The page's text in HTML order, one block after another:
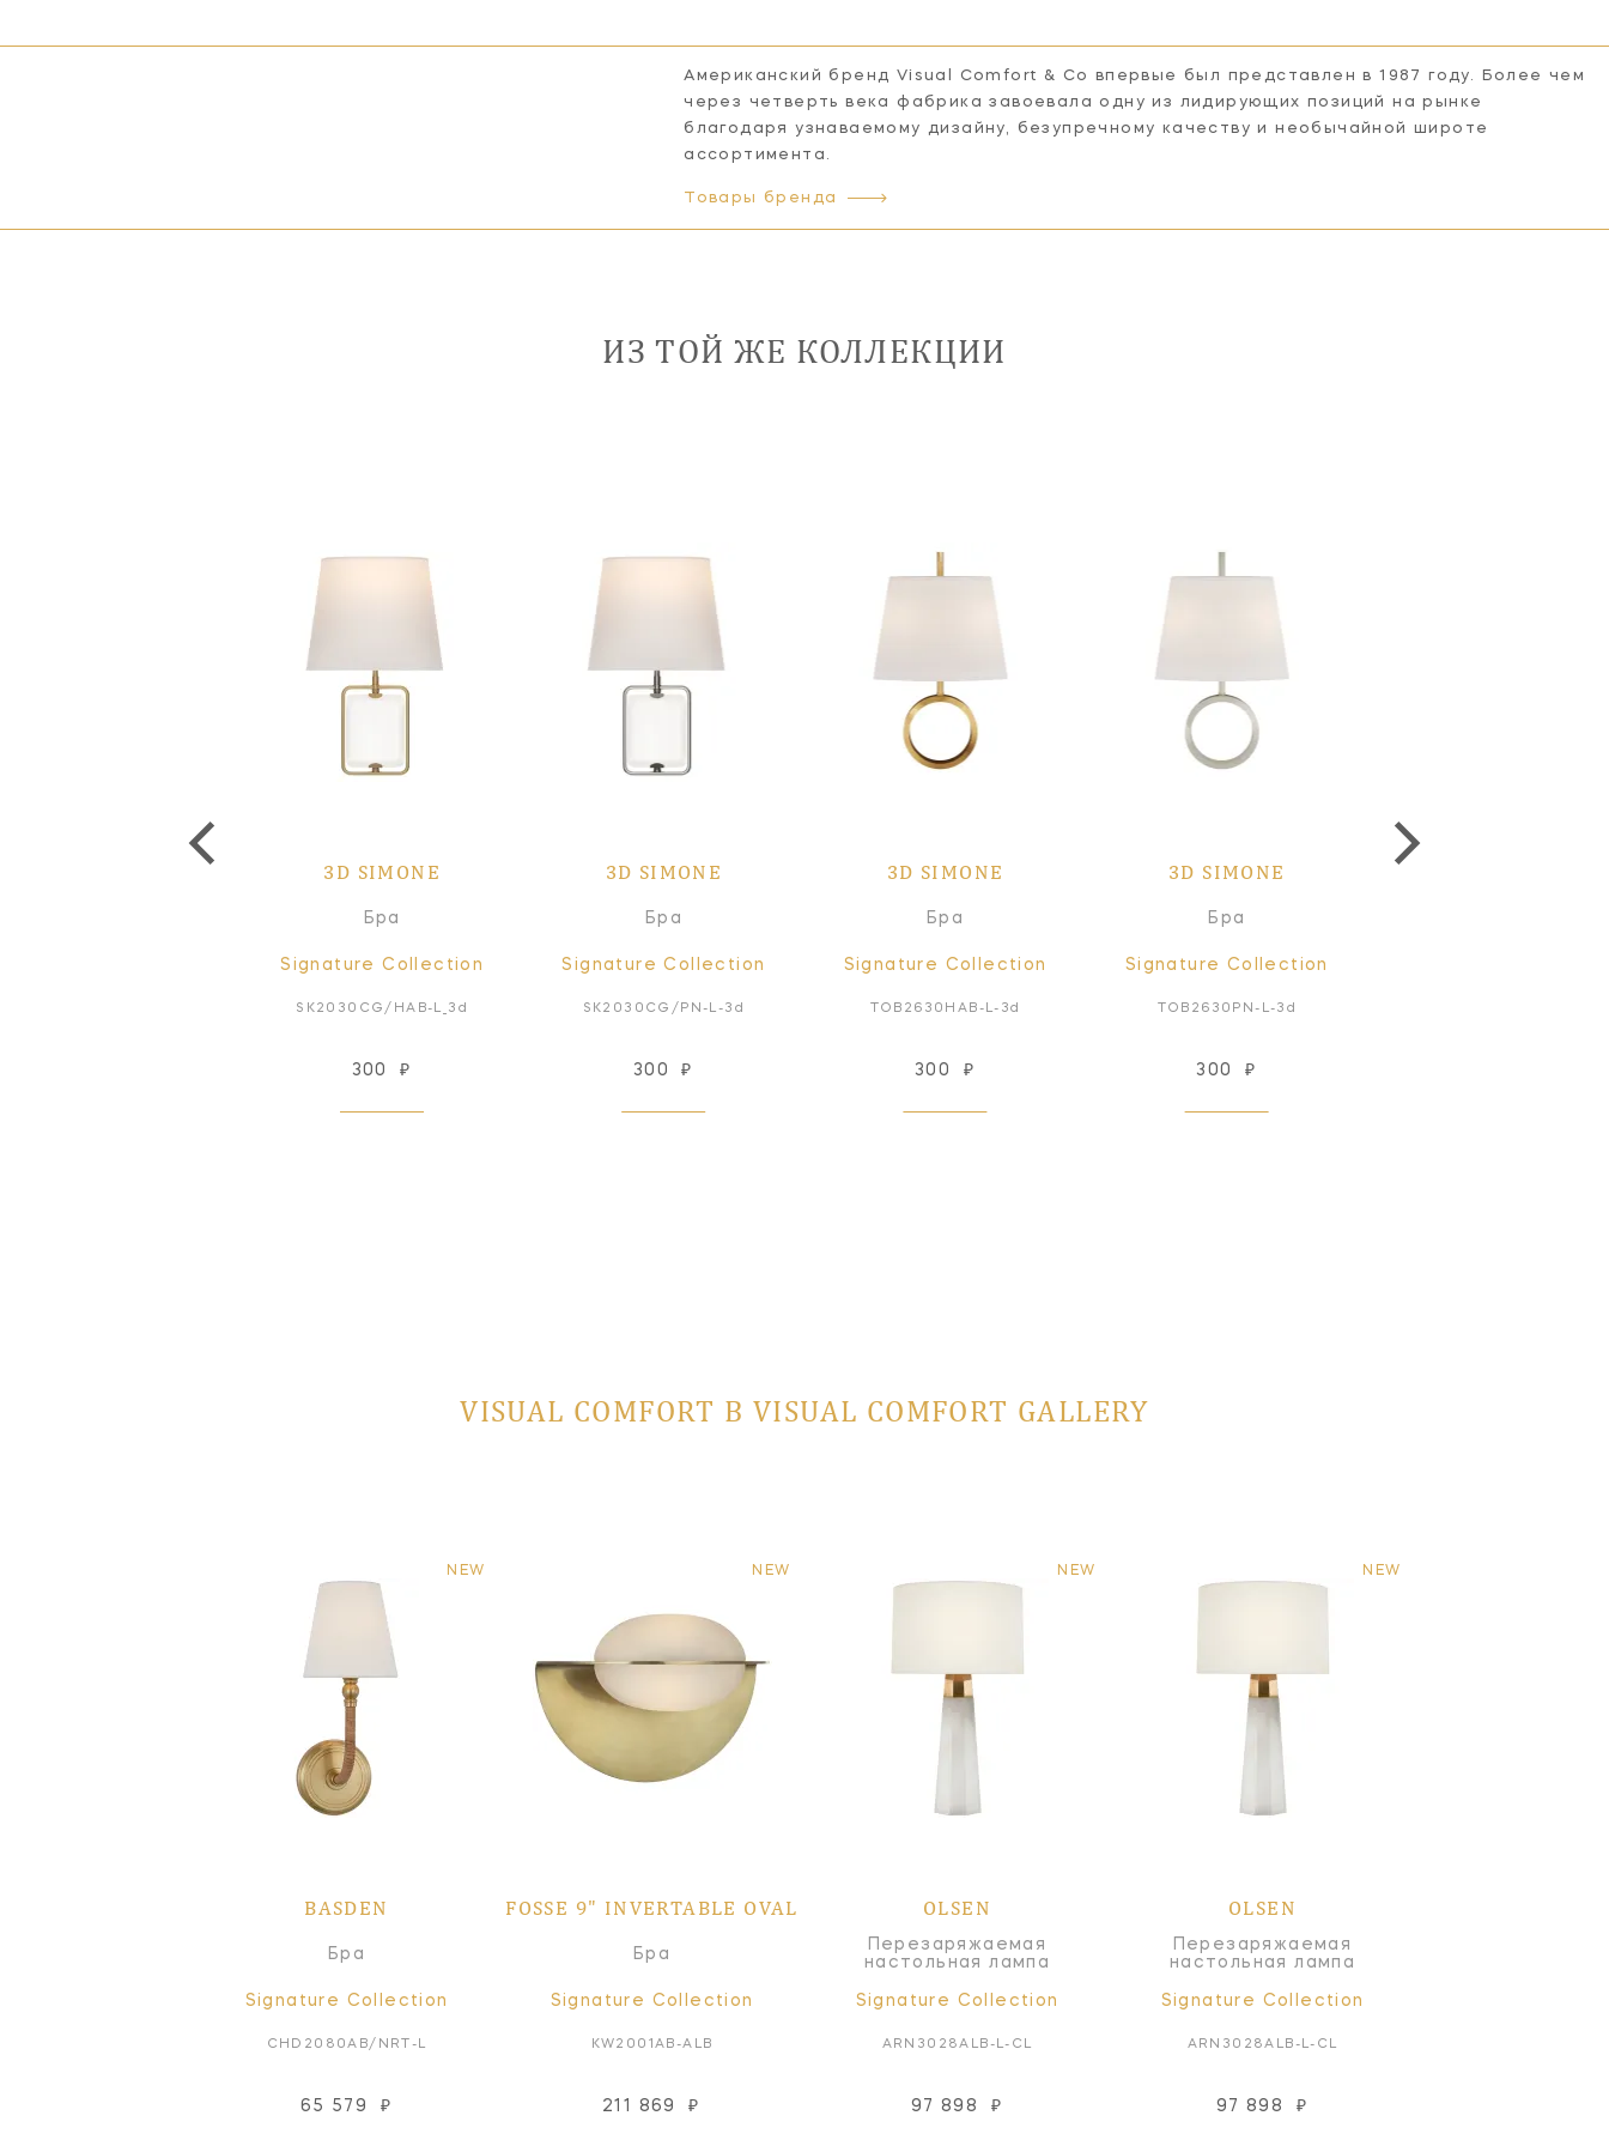
Американский бренд Visual Comfort & Co впервые был представлен в 1987 году. Более чем
через четверть века фабрика завоевала одну из лидирующих позиций на рынке
благодаря узнаваемому дизайну, безупречному качеству и необычайной широте
ассортимента.
Товары бренда
ИЗ ТОЙ ЖЕ КОЛЛЕКЦИИ
3D SIMONE
Бра
Signature Collection
SK2030CG/HAB-L_3d
300 ₽
3D SIMONE
Бра
Signature Collection
SK2030CG/PN-L-3d
300 ₽
3D SIMONE
Бра
Signature Collection
TOB2630HAB-L-3d
300 ₽
3D SIMONE
Бра
Signature Collection
TOB2630PN-L-3d
300 ₽
VISUAL COMFORT В VISUAL COMFORT GALLERY
NEW
BASDEN
Бра
Signature Collection
CHD2080AB/NRT-L
65 579 ₽
NEW
FOSSE 9" INVERTABLE OVAL
Бра
Signature Collection
KW2001AB-ALB
211 869 ₽
NEW
OLSEN
Перезаряжаемая
настольная лампа
Signature Collection
ARN3028ALB-L-CL
97 898 ₽
NEW
OLSEN
Перезаряжаемая
настольная лампа
Signature Collection
ARN3028ALB-L-CL
97 898 ₽